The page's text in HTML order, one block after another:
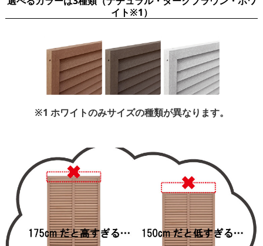
イト※1）
※1 ホワイトのみサイズの種類が異なります。